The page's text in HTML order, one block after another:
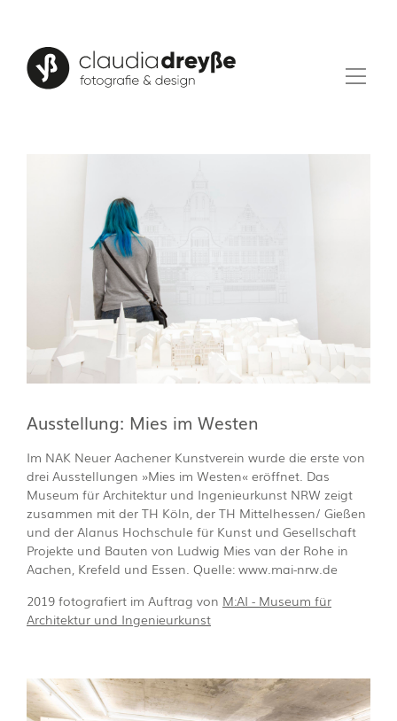
Ausstellung: Mies im Westen
Im NAK Neuer Aachener Kunstverein wurde die erste von
drei Ausstellungen »Mies im Westen« eröffnet. Das
Museum für Architektur und Ingenieurkunst NRW zeigt
zusammen mit der TH Köln, der TH Mittelhessen/ Gießen
und der Alanus Hochschule für Kunst und Gesellschaft
Projekte und Bauten von Ludwig Mies van der Rohe in
Aachen, Krefeld und Essen. Quelle:www.mai-nrw.de
2019 fotografiert im Auftrag von M:AI - Museum für
Architektur und Ingenieurkunst